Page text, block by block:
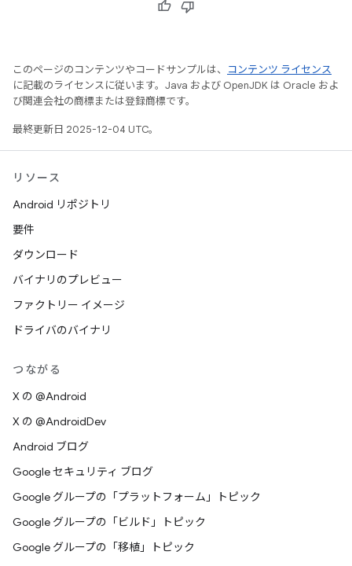
このページのコンテンツやコードサンプルは、
コンテンツ ライセンス
に記載のライセンスに従います。Java および OpenJDK は Oracle およ
び関連会社の商標または登録商標です。
最終更新日 2025-12-04 UTC。
リソース
Android リポジトリ
要件
ダウンロード
バイナリのプレビュー
ファクトリー イメージ
ドライバのバイナリ
つながる
X の @Android
X の @AndroidDev
Android ブログ
Google セキュリティ ブログ
Google グループの「プラットフォーム」トピック
Google グループの「ビルド」トピック
Google グループの「移植」トピック